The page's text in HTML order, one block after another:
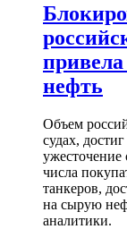
нефть
Объем
судах,
числа
танкеров,
на сырую
аналитики.